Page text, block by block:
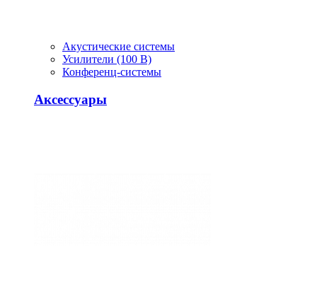
Акустические системы
Усилители (100 В)
Конференц-системы
Аксессуары